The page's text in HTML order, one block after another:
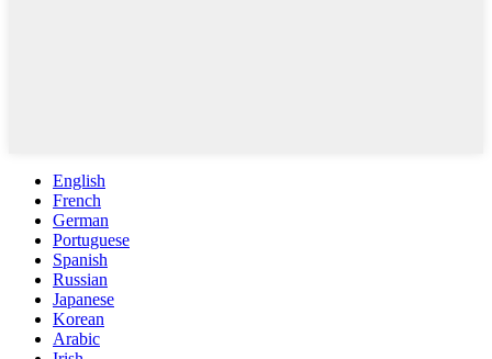
English
French
German
Portuguese
Spanish
Russian
Japanese
Korean
Arabic